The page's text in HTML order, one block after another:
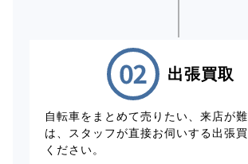
出張買取
自転車をまとめて売りたい、来店が
は、スタッフが直接お伺いする出張
ください。